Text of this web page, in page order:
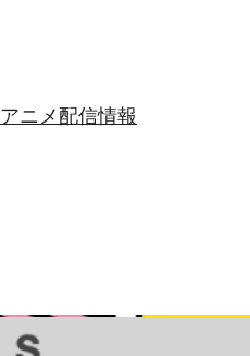
アニメ配信情報